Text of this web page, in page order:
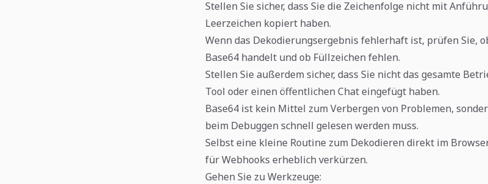
Stellen Sie sicher, dass Sie die Zeichenfolge nicht mit
Leerzeichen kopiert haben.
Wenn das Dekodierungsergebnis fehlerhaft ist, prüfen Sie,
Base64 handelt und ob Füllzeichen fehlen.
Stellen Sie außerdem sicher, dass Sie nicht das gesamte
Tool oder einen öffentlichen Chat eingefügt haben.
Base64 ist kein Mittel zum Verbergen von Problemen,
beim Debuggen schnell gelesen werden muss.
Selbst eine kleine Routine zum Dekodieren direkt im
für Webhooks erheblich verkürzen.
Gehen Sie zu Werkzeuge: